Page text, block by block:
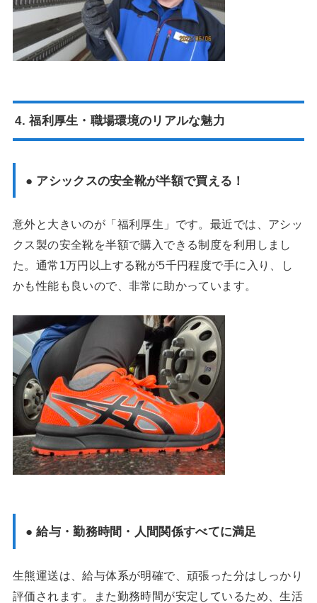
4. 福利厚生・職場環境のリアルな魅力
● アシックスの安全靴が半額で買える！
意外と大きいのが「福利厚生」です。最近では、アシッ
クス製の安全靴を半額で購入できる制度を利用しまし
た。通常1万円以上する靴が5千円程度で手に入り、し
かも性能も良いので、非常に助かっています。
● 給与・勤務時間・人間関係すべてに満足
生熊運送は、給与体系が明確で、頑張った分はしっかり
評価されます。また勤務時間が安定しているため、生活